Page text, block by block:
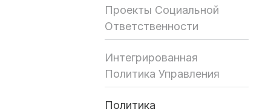
Проекты Социальной
Ответственности
Интегрированная
Политика Управления
Политика